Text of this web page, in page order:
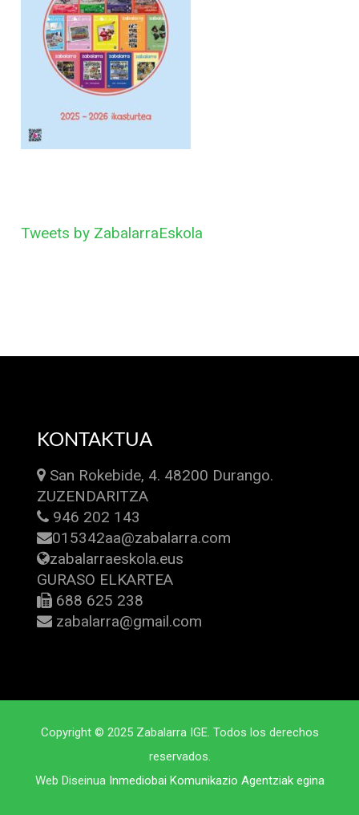
Tweets by ZabalarraEskola
KONTAKTUA
San Rokebide, 4. 48200 Durango.
ZUZENDARITZA
946 202 143
015342aa@zabalarra.com
zabalarraeskola.eus
GURASO ELKARTEA
688 625 238
zabalarra@gmail.com
Copyright © 2025 Zabalarra IGE. Todos los derechos
reservados.
Web Diseinua Inmediobai Komunikazio Agentziak egina